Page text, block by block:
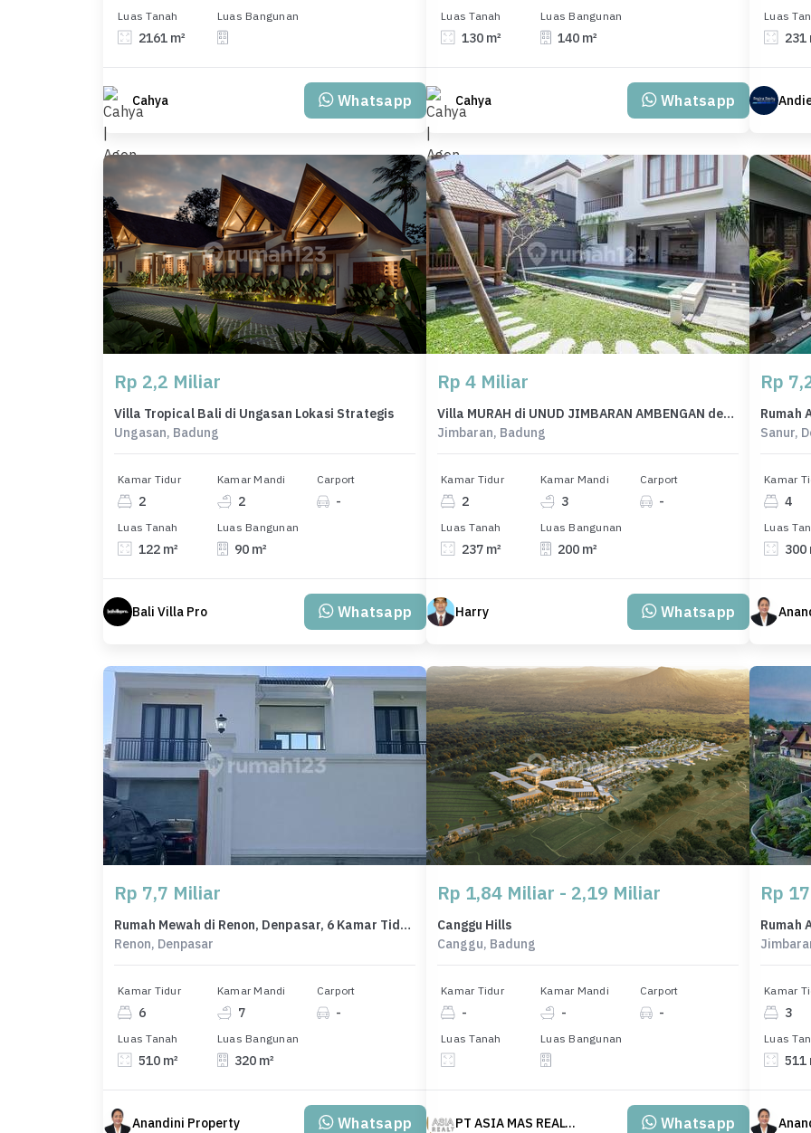
Luas Tanah
2161 m²
Luas Bangunan
Cahya Whatsapp
Luas Tanah
130 m²
Luas Bangunan
140 m²
Cahya Whatsapp
Luas
231
Rp 2,2 Miliar
Villa Tropical Bali di Ungasan Lokasi Strategis
Ungasan, Badung
Kamar Tidur
2
Kamar Mandi
2
Carport
-
Luas Tanah
122 m²
Luas Bangunan
90 m²
Bali Villa Pro Whatsapp
Rp 4 Miliar
Villa MURAH di UNUD JIMBARAN AMBENGAN dekat McDonalds KFC
Jimbaran, Badung
Kamar Tidur
2
Kamar Mandi
3
Carport
-
Luas Tanah
237 m²
Luas Bangunan
200 m²
Harry Whatsapp
Rp
Sanur,
Kamar
4
Luas
300
Rp 7,7 Miliar
Rumah Mewah di Renon, Denpasar, 6 Kamar Tidur, LT 510m²
Renon, Denpasar
Kamar Tidur
6
Kamar Mandi
7
Carport
-
Luas Tanah
510 m²
Luas Bangunan
320 m²
Anandini Property Whatsapp
Rp 1,84 Miliar - 2,19 Miliar
Canggu Hills
Canggu, Badung
Kamar Tidur
-
Kamar Mandi
-
Carport
-
Luas Tanah Luas Bangunan
PT ASIA MAS REALTY Whatsapp
Rp
Kamar
3
Luas
511